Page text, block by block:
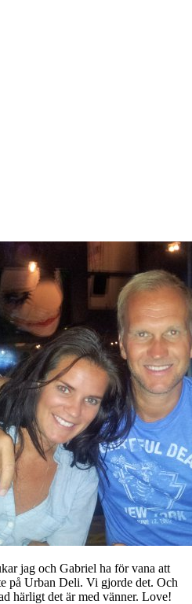
jag och Gabriel ha för vana att
på Urban Deli. Vi gjorde det. Och
härligt det är med vänner. Love!